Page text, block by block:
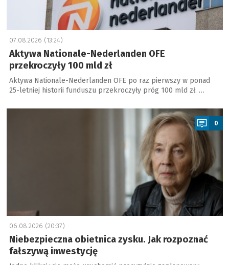
07.08.2026 (13:24)
Aktywa Nationale-Nederlanden OFE
przekroczyły 100 mld zł
Aktywa Nationale-Nederlanden OFE po raz pierwszy w ponad
25-letniej historii funduszu przekroczyły próg 100 mld zł. …
a
0
06.08.2026 (20:37)
Niebezpieczna obietnica zysku. Jak rozpoznać
fałszywą inwestycję